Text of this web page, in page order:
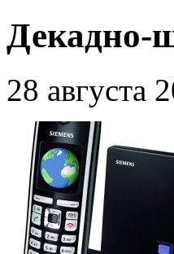
Декадно-
28 августа